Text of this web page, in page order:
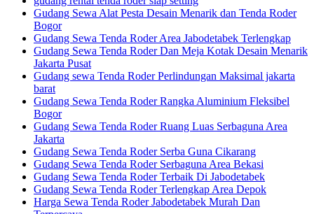
Gudang Sewa Alat Pesta Desain Menarik dan Tenda Roder
Bogor
Gudang Sewa Tenda Roder Area Jabodetabek Terlengkap
Gudang Sewa Tenda Roder Dan Meja Kotak Desain Menarik
Jakarta Pusat
Gudang sewa Tenda Roder Perlindungan Maksimal jakarta
barat
Gudang Sewa Tenda Roder Rangka Aluminium Fleksibel
Bogor
Gudang Sewa Tenda Roder Ruang Luas Serbaguna Area
Jakarta
Gudang Sewa Tenda Roder Serba Guna Cikarang
Gudang Sewa Tenda Roder Serbaguna Area Bekasi
Gudang Sewa Tenda Roder Terbaik Di Jabodetabek
Gudang Sewa Tenda Roder Terlengkap Area Depok
Harga Sewa Tenda Roder Jabodetabek Murah Dan